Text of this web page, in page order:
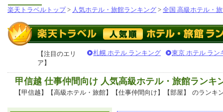
楽天トラベルトップ> 人気ホテル・旅館ランキング > 全国 高級ホテル・
【注目のエリ
ア】
札幌 ホテル ランキング 東京 ホテル ラン
甲信越 仕事仲間向け 人気高級ホテル・旅館ランキ
【甲信越】【高級ホテル・旅館】【仕事仲間向け】【部屋】 のランキ